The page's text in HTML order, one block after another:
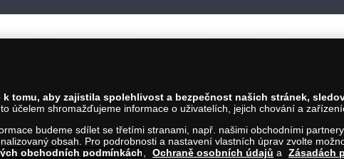
tomu, aby zajistila spolehlivost a bezpečnost našich stránek,
účelem shromažďujeme informace o uživatelích, jejich chování a
budeme sdílet se třetími stranami, např. našimi obchodními
obsah. Pro podrobnosti a nastavení vlastních úprav zvolte
obchodních podmínkách Ochraně osobních údajů a
Zásadách